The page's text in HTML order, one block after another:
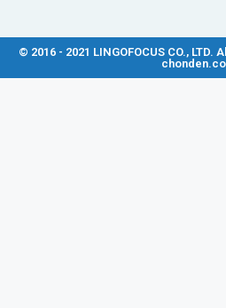
© 2016 - 2021 LINGOFOCUS CO.,